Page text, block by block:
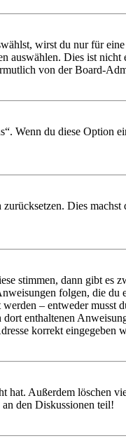
wirst du nur für
auswählen. Dies ist
von der Board-
Wenn du diese Option
Dies
stimmen, dann gibt es
folgen, die
– entweder musst
enthaltenen
korrekt eingegeben
Außerdem löschen
den Diskussionen teil!